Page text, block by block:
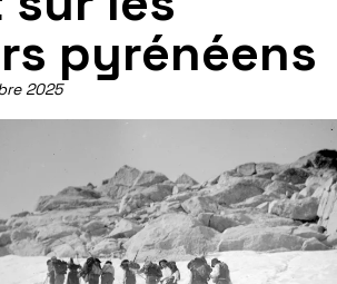
pyrénéens
2025